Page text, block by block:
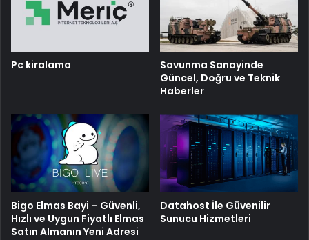
Pc kiralama
Savunma Sanayinde
Güncel, Doğru ve Teknik
Haberler
Bigo Elmas Bayi – Güvenli,
Hızlı ve Uygun Fiyatlı Elmas
Satın Almanın Yeni Adresi
Datahost İle Güvenilir
Sunucu Hizmetleri